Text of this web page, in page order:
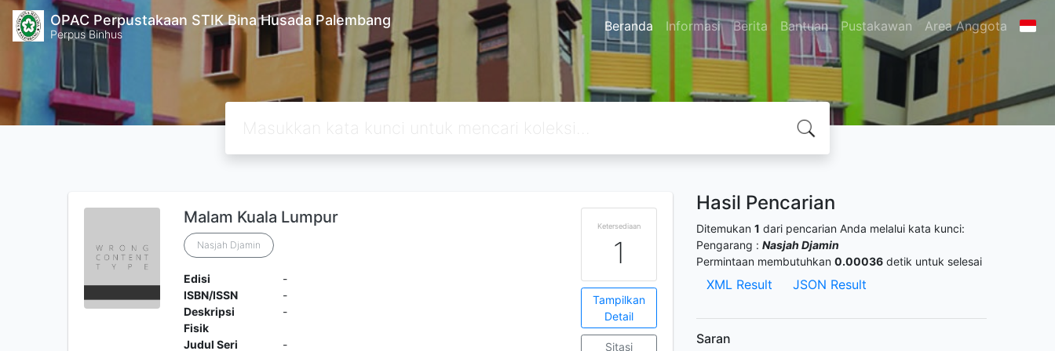
OPAC Perpustakaan STIK Bina Husada Palembang
Perpus Binhus Beranda Informasi Berita Bantuan Pustakawan Area Anggota
Malam Kuala Lumpur
Nasjah Djamin
Edisi
-
ISBN/ISSN
-
Deskripsi
Fisik
-
Judul Seri -
Ketersediaan
1
Tampilkan
Detail
Sitasi
Hasil Pencarian
Ditemukan 1 dari pencarian Anda melalui kata kunci:
Pengarang : Nasjah Djamin
Permintaan membutuhkan 0.00036 detik untuk selesai
XML Result JSON Result
Saran